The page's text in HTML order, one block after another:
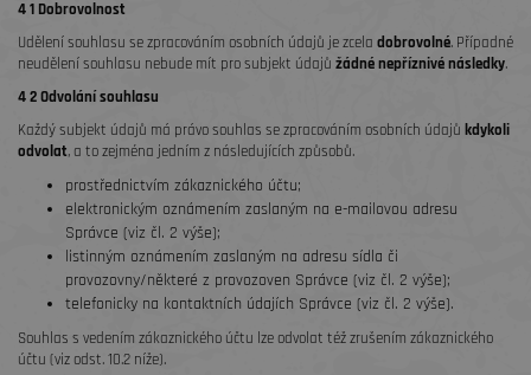
4 1 Dobrovolnost
Udělení souhlasu se zpracováním osobních údajů je zcela dobrovolné. Případné
neudělení souhlasu nebude mít pro subjekt údajů žádné nepříznivé následky.
4 2 Odvolání souhlasu
Každý subjekt údajů má právo souhlas se zpracováním osobních údajů kdykoli
odvolat, a to zejména jedním z následujících způsobů.
prostřednictvím zákaznického účtu;
elektronickým oznámením zaslaným na e-mailovou adresu
Správce (viz čl. 2 výše);
listinným oznámením zaslaným na adresu sídla či
provozovny/některé z provozoven Správce (viz čl. 2 výše);
telefonicky na kontaktních údajích Správce (viz čl. 2 výše).
Souhlas s vedením zákaznického účtu lze odvolat též zrušením zákaznického
účtu (viz odst. 10.2 níže).